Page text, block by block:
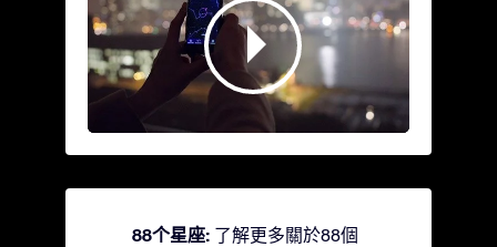
88个星座: 了解更多關於88個